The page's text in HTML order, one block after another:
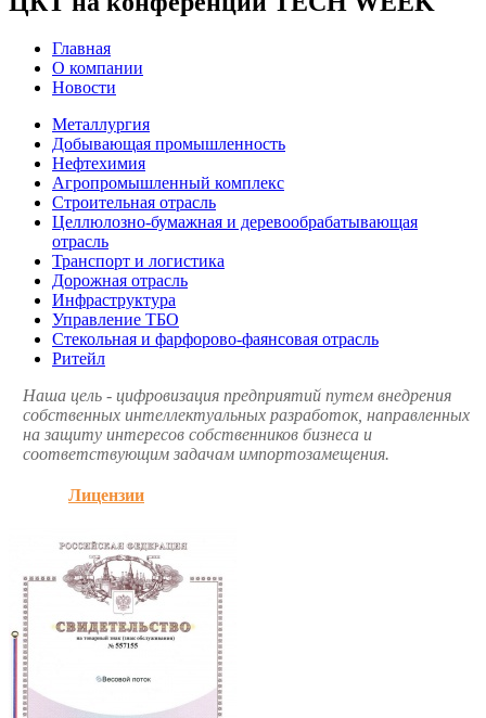
Главная
О компании
Новости
Металлургия
Добывающая промышленность
Нефтехимия
Агропромышленный комплекс
Строительная отрасль
Целлюлозно-бумажная и деревообрабатывающая
отрасль
Транспорт и логистика
Дорожная отрасль
Инфраструктура
Управление ТБО
Стекольная и фарфорово-фаянсовая отрасль
Ритейл
Наша цель - цифровизация предприятий путем внедрения
собственных интеллектуальных разработок, направленных
на защиту интересов собственников бизнеса и
соответствующим задачам импортозамещения.
Лицензии